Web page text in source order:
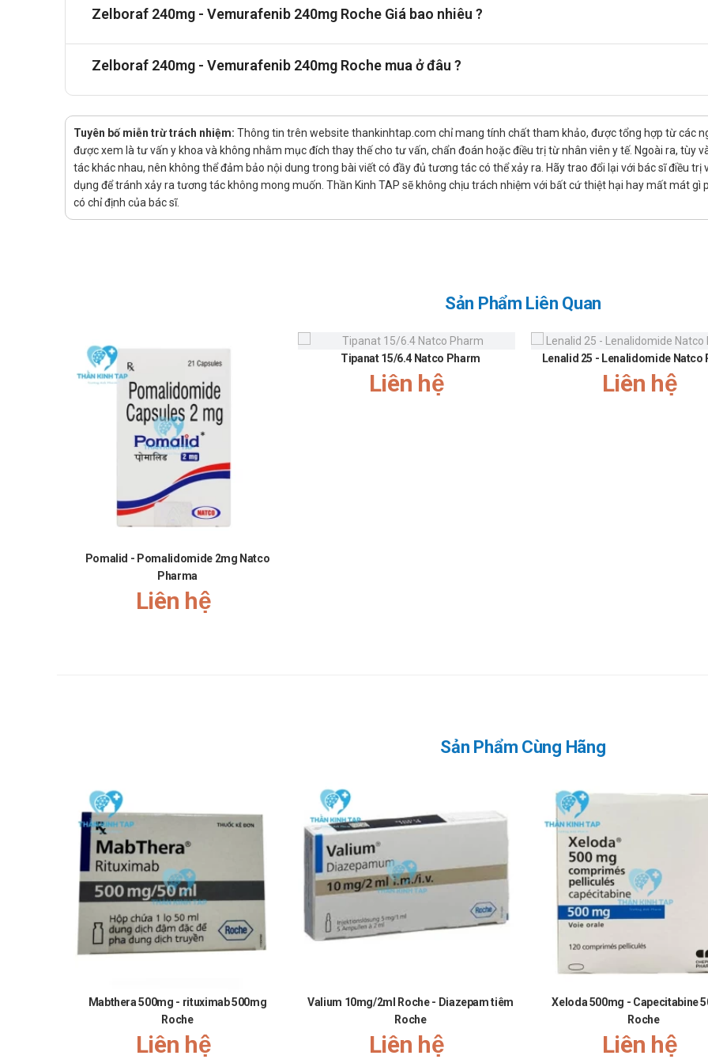
Zelboraf 240mg - Vemurafenib 240mg Roche Giá bao nhiêu ?
Zelboraf 240mg - Vemurafenib 240mg Roche mua ở đâu ?
Tuyên bố miễn trừ trách nhiệm: Thông tin trên website thankinhtap.com chỉ mang tính chất tham khảo, được tổng hợp từ các
được xem là tư vấn y khoa và không nhằm mục đích thay thế cho tư vấn, chẩn đoán hoặc điều trị từ nhân viên y tế. Ngoài ra, tùy
tác khác nhau, nên không thể đảm bảo nội dung trong bài viết có đầy đủ tương tác có thể xảy ra. Hãy trao đổi lại với bác sĩ điều
dụng để tránh xảy ra tương tác không mong muốn. Thần Kinh TAP sẽ không chịu trách nhiệm với bất cứ thiệt hại hay mất mát
có chỉ định của bác sĩ.
Sản Phẩm Liên Quan
Pomalid - Pomalidomide 2mg Natco
Pharma
Liên hệ
Tipanat 15/6.4 Natco Pharm
Liên hệ
Lenalid 25 - Lenalidomide Natco
Liên hệ
Sản Phẩm Cùng Hãng
Mabthera 500mg - rituximab 500mg
Roche
Liên hệ
Valium 10mg/2ml Roche - Diazepam tiêm
Roche
Liên hệ
Xeloda 500mg - Capecitabine
Roche
Liên hệ